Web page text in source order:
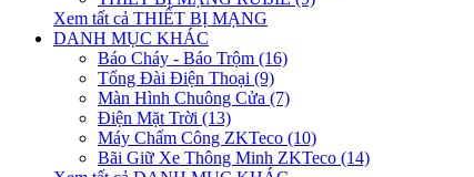
Xem tất cả THIẾT BỊ MẠNG
DANH MỤC KHÁC
Báo Cháy - Báo Trộm (16)
Tổng Đài Điện Thoại (9)
Màn Hình Chuông Cửa (7)
Điện Mặt Trời (13)
Máy Chấm Công ZKTeco (10)
Bãi Giữ Xe Thông Minh ZKTeco (14)